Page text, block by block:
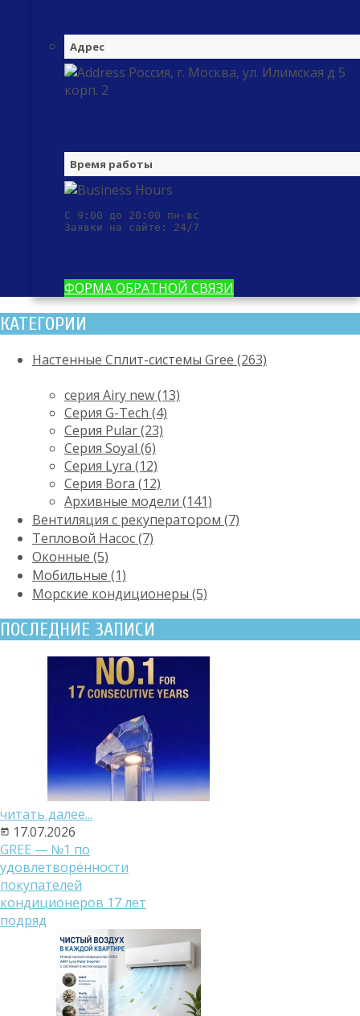
Адрес
Россия, г. Москва, ул. Илимская д 5
корп. 2
Время работы
С 9:00 до 20:00 пн-вс
Заявки на сайте: 24/7
ФОРМА ОБРАТНОЙ СВЯЗИ
КАТЕГОРИИ
Настенные Сплит-системы Gree (263)
серия Airy new (13)
Серия G-Tech (4)
Серия Pular (23)
Cерия Soyal (6)
Серия Lyra (12)
Серия Bora (12)
Архивные модели (141)
Вентиляция с рекуператором (7)
Тепловой Насос (7)
Оконные (5)
Мобильные (1)
Морские кондиционеры (5)
ПОСЛЕДНИЕ ЗАПИСИ
читать далее...
17.07.2026
GREE — №1 по
удовлетворённости
покупателей
кондиционеров 17 лет
подряд